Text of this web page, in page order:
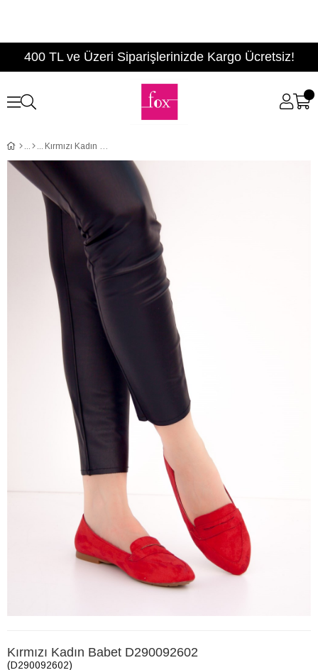
400 TL ve Üzeri Siparişlerinizde Kargo Ücretsiz!
Kırmızı Kadın Babet D290092602
Kırmızı Kadın Babet D290092602
(D290092602)